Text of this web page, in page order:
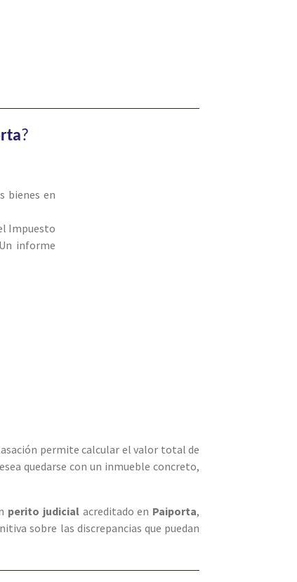
?
bienes en
Impuesto
informe
permite calcular el valor total de
quedarse con un inmueble concreto,
perito judicial acreditado en Paiporta,
sobre las discrepancias que puedan